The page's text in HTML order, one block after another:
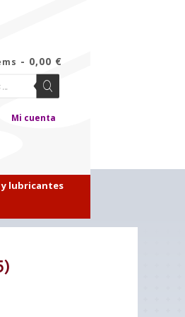
- 0,00 €
Mi cuenta
y lubricantes